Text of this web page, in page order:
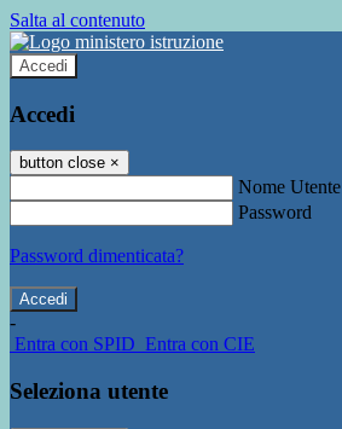
Salta al contenuto
Accedi
Accedi
button close ×
Nome Utente
Password
Password dimenticata?
-
Entra con SPID Entra con CIE
Seleziona utente